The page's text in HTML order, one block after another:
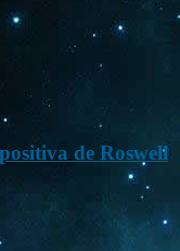
de Roswell